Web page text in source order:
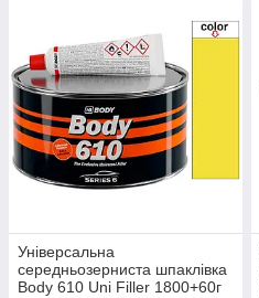
Універсальна
середньозерниста шпаклівка
Body 610 Uni Filler 1800+60г